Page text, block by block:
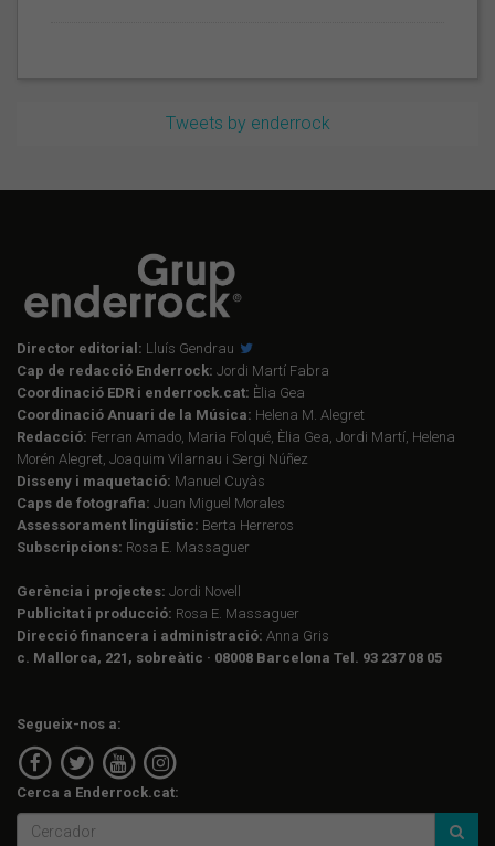
Tweets by enderrock
Director editorial: Lluís Gendrau
Cap de redacció Enderrock: Jordi Martí Fabra
Coordinació EDR i enderrock.cat: Èlia Gea
Coordinació Anuari de la Música: Helena M. Alegret
Redacció: Ferran Amado, Maria Folqué, Èlia Gea, Jordi Martí, Helena
Morén Alegret, Joaquim Vilarnau i Sergi Núñez
Disseny i maquetació: Manuel Cuyàs
Caps de fotografia: Juan Miguel Morales
Assessorament lingüístic: Berta Herreros
Subscripcions: Rosa E. Massaguer
Gerència i projectes: Jordi Novell
Publicitat i producció: Rosa E. Massaguer
Direcció financera i administració: Anna Gris
c. Mallorca, 221, sobreàtic · 08008 Barcelona Tel. 93 237 08 05
Segueix-nos a:
Cerca a Enderrock.cat: